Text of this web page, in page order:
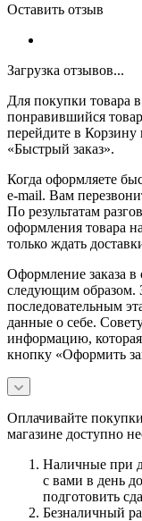
Оставить отзыв
Загрузка отзывов...
Для покупки товара
понравившийся
перейдите в
«Быстрый заказ».
Когда оформляете
e-mail. Вам
По результатам
оформления товара
только ждать
Оформление заказа
следующим образом.
последовательным
данные о себе.
информацию,
кнопку «Оформить
Оплачивайте
магазине доступно
Наличные при
с вами в день
подготовить
Безналичный